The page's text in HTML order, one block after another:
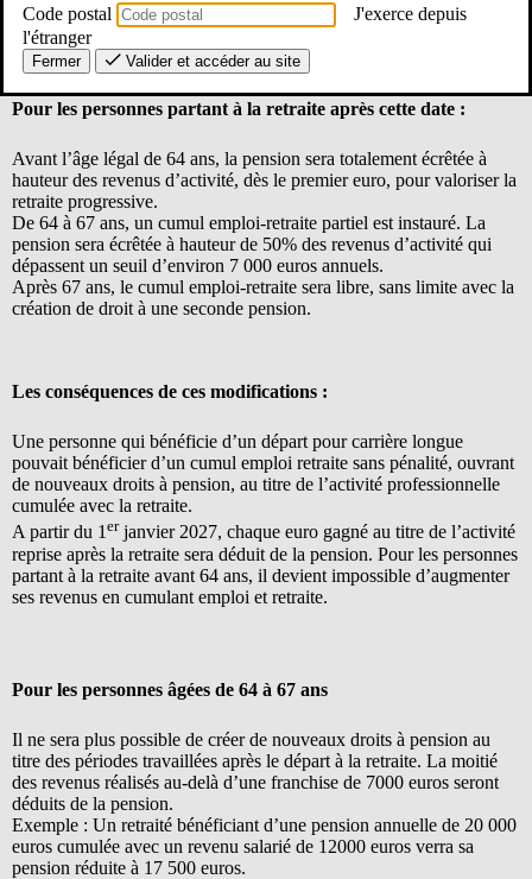
Les actuels retraités bénéficiant du cumul emploi retraite ne sont pas
concernés par le changement des règles, mais
emploi-retraite sera modifié à partir du 1
Pour les personnes partant à la retraite après cette date :
Avant l’âge légal de 64 ans, la pension sera totalement écrêtée à
hauteur des revenus d’activité, dès le premier euro, pour valoriser la
retraite progressive.
De 64 à 67 ans, un cumul emploi-retraite partiel est instauré. La
pension sera écrêtée à hauteur de 50% des revenus d’activité qui
dépassent un seuil d’environ 7 000 euros annuels.
Après 67 ans, le cumul emploi-retraite sera libre, sans limite avec la
création de droit à une seconde pension.
Les conséquences de ces modifications :
Une personne qui bénéficie d’un départ pour carrière longue
pouvait bénéficier d’un cumul emploi retraite sans pénalité, ouvrant
de nouveaux droits à pension, au titre de l’activité professionnelle
cumulée avec la retraite.
A partir du 1erjanvier 2027, chaque euro gagné au titre de l’activité
reprise après la retraite sera déduit de la pension. Pour les personnes
partant à la retraite avant 64 ans, il devient impossible d’augmenter
ses revenus en cumulant emploi et retraite.
Pour les personnes âgées de 64 à 67 ans
Il ne sera plus possible de créer de nouveaux droits à pension au
titre des périodes travaillées après le départ à la retraite. La moitié
des revenus réalisés au-delà d’une franchise de 7000 euros seront
déduits de la pension.
Exemple : Un retraité bénéficiant d’une pension annuelle de 20 000
euros cumulée avec un revenu salarié de 12000 euros verra sa
pension réduite à 17 500 euros.
Code postal
J'exerce depuis
l'étranger
Fermer Valider et accéder au site